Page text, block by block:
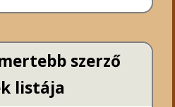
szerző
listája